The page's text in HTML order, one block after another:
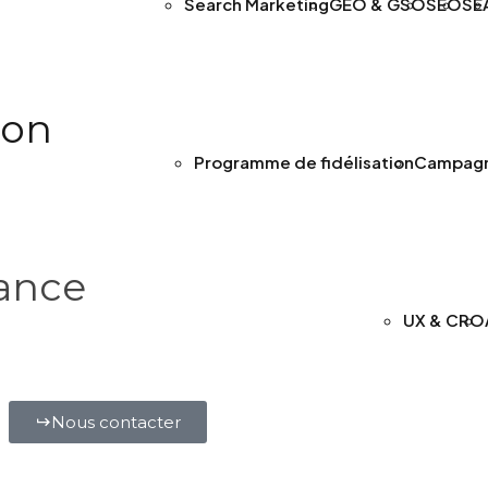
Programme de fidélisation
UX & CRO
Nous contacter